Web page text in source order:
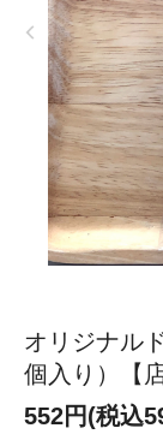
オリジナル
個入り）【
552円(税込